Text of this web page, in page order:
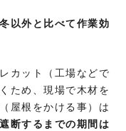
冬以外と比べて作業効
カット（工場などで
ため、現場で木材を
屋根をかける事）は
断するまでの期間は